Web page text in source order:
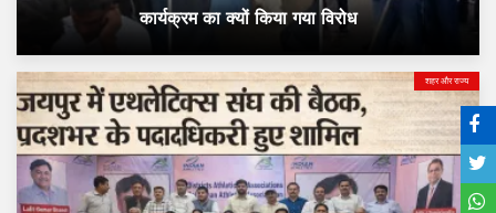
कार्यक्रम का क्यों किया गया विरोध
शहर और राज्य